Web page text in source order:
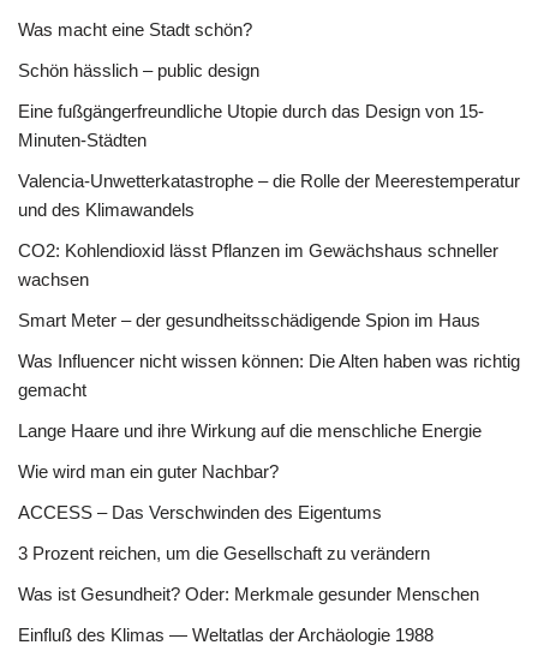
Was macht eine Stadt schön?
Schön hässlich – public design
Eine fußgängerfreundliche Utopie durch das Design von 15-
Minuten-Städten
Valencia-Unwetterkatastrophe – die Rolle der Meerestemperatur
und des Klimawandels
CO2: Kohlendioxid lässt Pflanzen im Gewächshaus schneller
wachsen
Smart Meter – der gesundheitsschädigende Spion im Haus
Was Influencer nicht wissen können: Die Alten haben was richtig
gemacht
Lange Haare und ihre Wirkung auf die menschliche Energie
Wie wird man ein guter Nachbar?
ACCESS – Das Verschwinden des Eigentums
3 Prozent reichen, um die Gesellschaft zu verändern
Was ist Gesundheit? Oder: Merkmale gesunder Menschen
Einfluß des Klimas — Weltatlas der Archäologie 1988